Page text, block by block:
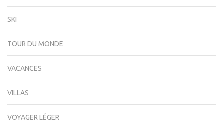
SKI
TOUR DU MONDE
VACANCES
VILLAS
VOYAGER LÉGER